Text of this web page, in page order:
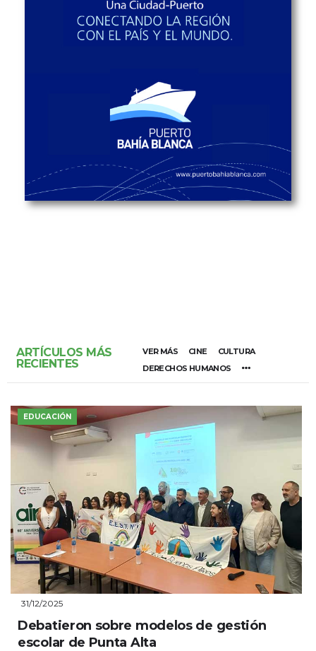
ARTÍCULOS MÁS
RECIENTES
VER MÁS CINE
CULTURA
DERECHOS HUMANOS
EDUCACIÓN
31/12/2025
Debatieron sobre modelos de gestión
escolar de Punta Alta